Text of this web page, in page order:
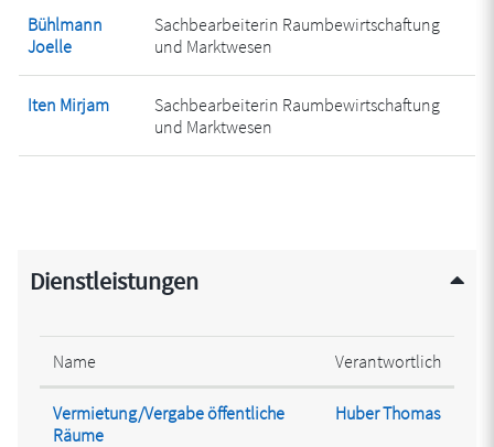
Bühlmann
Joelle
Sachbearbeiterin Raumbewirtschaftung
und Marktwesen
Iten Mirjam
Sachbearbeiterin Raumbewirtschaftung
und Marktwesen
Dienstleistungen
Name Verantwortlich
Vermietung/Vergabe öffentliche
Räume
Huber Thomas